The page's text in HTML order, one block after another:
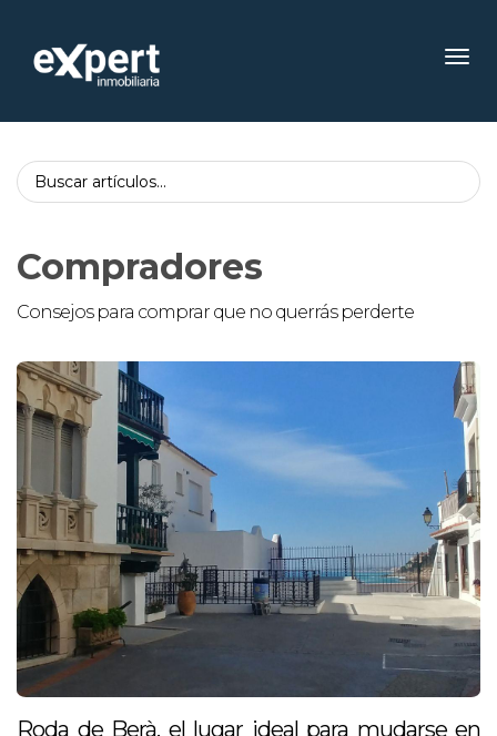
Compradores
Consejos para comprar que no querrás perderte
Roda de Berà, el lugar ideal para mudarse en